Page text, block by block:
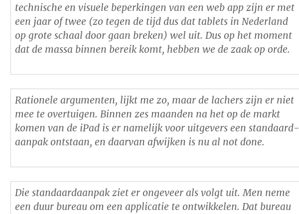
technische en visuele beperkingen van een web app zijn er met
een jaar of twee (zo tegen de tijd dus dat tablets in Nederland
op grote schaal door gaan breken) wel uit. Dus op het moment
dat de massa binnen bereik komt, hebben we de zaak op orde.
Rationele argumenten, lijkt me zo, maar de lachers zijn er niet
mee te overtuigen. Binnen zes maanden na het op de markt
komen van de iPad is er namelijk voor uitgevers een
aanpak ontstaan, en daarvan afwijken is nu al not done.
Die standaardaanpak ziet er ongeveer als volgt uit. Men neme
een duur bureau om een applicatie te ontwikkelen. Dat bureau